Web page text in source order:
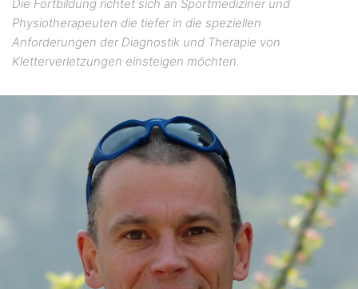
Die Fortbildung richtet sich an Sportmediziner und
Physiotherapeuten die tiefer in die speziellen
Anforderungen der Diagnostik und Therapie von
Kletterverletzungen einsteigen möchten.